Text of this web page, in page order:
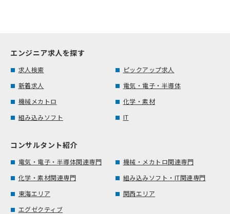
エンジニア求人を探す
求人検索
ピックアップ求人
新着求人
電気・電子・半導体
機械メカトロ
化学・素材
組み込みソフト
IT
コンサルタント紹介
電気・電子・半導体関連専門
機械・メカトロ関連専門
化学・素材関連専門
組み込みソフト・IT関連専門
東海エリア
関西エリア
エグゼクティブ